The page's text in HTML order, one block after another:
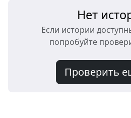
Нет
Если истории
попробуйте
Проверить